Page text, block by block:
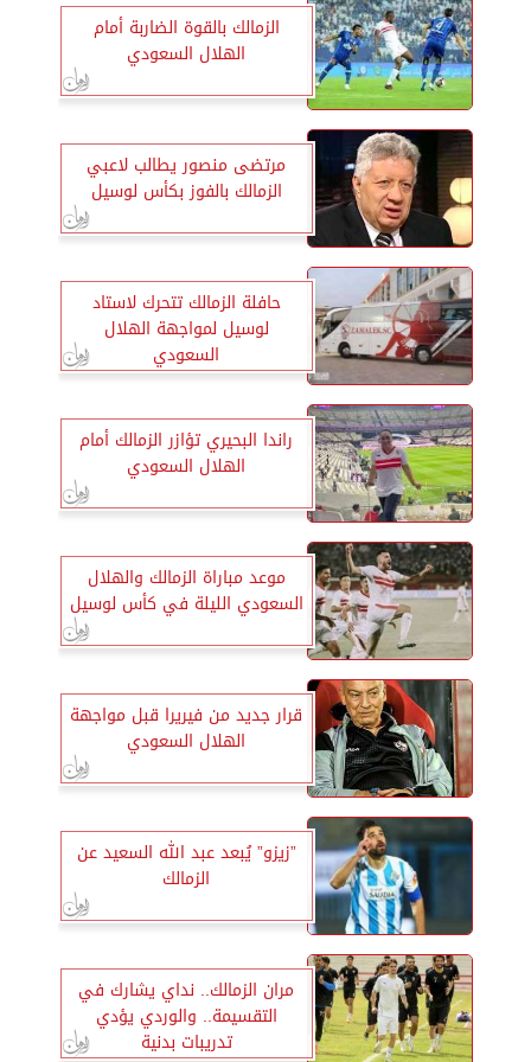
الزمالك بالقوة الضاربة أمام
الهلال السعودي
مرتضى منصور يطالب لاعبي
الزمالك بالفوز بكأس لوسيل
حافلة الزمالك تتحرك لاستاد
لوسيل لمواجهة الهلال
السعودي
راندا البحيري تؤازر الزمالك أمام
الهلال السعودي
موعد مباراة الزمالك والهلال
السعودي الليلة في كأس لوسيل
قرار جديد من فيريرا قبل مواجهة
الهلال السعودي
”زيزو” يُبعد عبد الله السعيد عن
الزمالك
مران الزمالك.. نداي يشارك في
التقسيمة.. والوردي يؤدي
تدريبات بدنية